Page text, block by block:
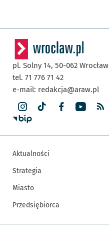
pl. Solny 14, 50-062 Wrocław
tel. 71 776 71 42
e-mail: redakcja@araw.pl
Aktualności
Strategia
Miasto
Przedsiębiorca